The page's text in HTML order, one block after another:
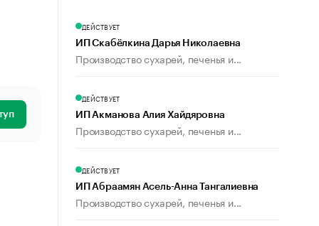
ДЕЙСТВУЕТ
ИП Скабёлкина Дарья Николаевна
Производство сухарей, печенья и...
ДЕЙСТВУЕТ
ИП Акманова Алия Хайдяровна
Производство сухарей, печенья и...
ДЕЙСТВУЕТ
ИП Абраамян Асель-Анна Тангалиевна
Производство сухарей, печенья и...